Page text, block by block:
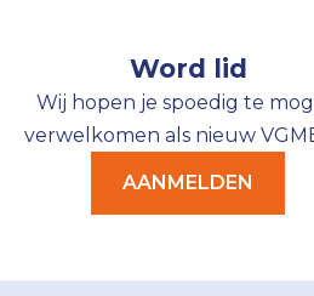
Word lid
Wij hopen je spoedig te
verwelkomen als nieuw
AANMELDEN